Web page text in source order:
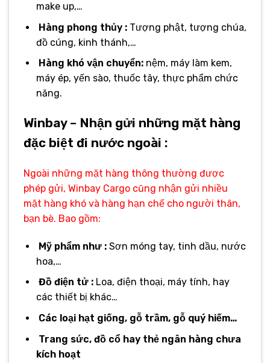
make up,…
Hàng phong thủy :Tượng phật, tượng chúa,
đồ cúng, kinh thánh,…
Hàng khó vận chuyển:nệm, máy làm kem,
máy ép, yến sào, thuốc tây, thực phẩm chức
năng.
Winbay – Nhận gửi những mặt hàng
đặc biệt đi nước ngoài :
Ngoài những mặt hàng thông thường được
phép gửi, Winbay Cargo cũng nhận gửi nhiều
mặt hàng khó và hàng hạn chế cho người thân,
bạn bè. Bao gồm:
Mỹ phẩm như :Sơn móng tay, tinh dầu, nước
hoa,…
Đồ điện tử :Loa, điện thoại, máy tính, hay
các thiết bị khác…
Các loại hạt giống, gỗ trầm, gỗ quý hiếm…
Trang sức, đồ cổ hay thẻ ngân hàng chưa
kích hoạt